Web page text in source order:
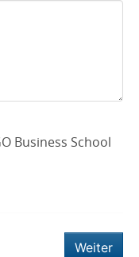
Business School
Weiter